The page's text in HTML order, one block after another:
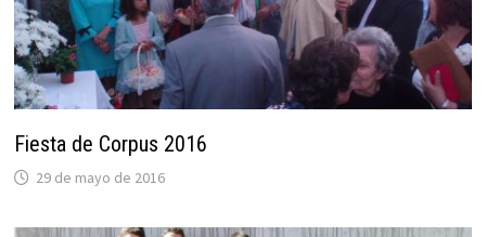
Fiesta de Corpus 2016
29 de mayo de 2016